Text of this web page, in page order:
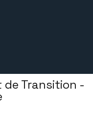
Transition -